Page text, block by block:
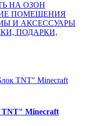
НА ОЗОН
ПОМЕЩЕНИЯ
И АКСЕССУАРЫ
ПОДАРКИ,
TNT" Minecraft